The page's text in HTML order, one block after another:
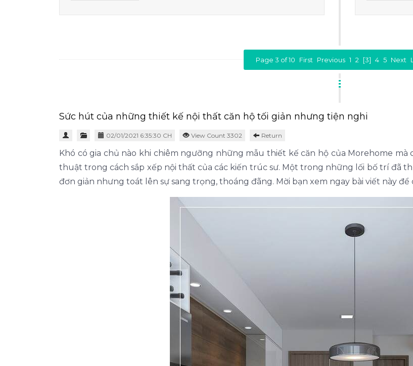
Page 3 of 10 First Previous 1 2 [3] 4 5 Next
Sức hút của những thiết kế nội thất căn hộ tối giản nhưng tiện nghi
02/01/2021 6:35:30 CH View Count 3302 Return
Khó có gia chủ nào khi chiêm ngưỡng những mẫu thiết kế căn hộ của Morehome
thuật trong cách sắp xếp nội thất của các kiến trúc sư. Một trong những lối bố trí đã
đơn giản nhưng toát lên sự sang trọng, thoáng đãng. Mời bạn xem ngay bài viết này để